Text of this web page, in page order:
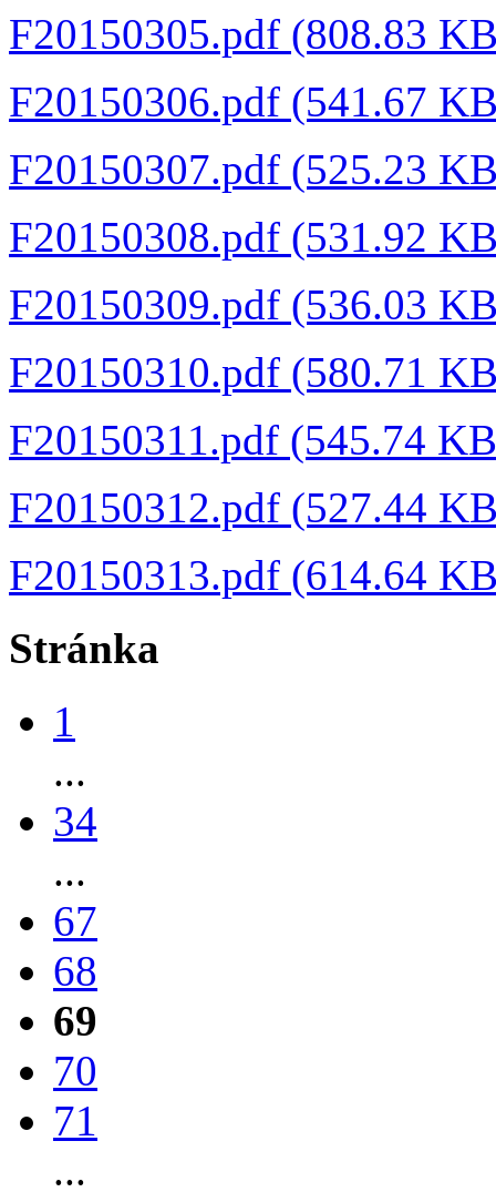
F20150305.pdf (808.83
F20150306.pdf (541.67
F20150307.pdf (525.23
F20150308.pdf (531.92
F20150309.pdf (536.03
F20150310.pdf (580.71
F20150311.pdf (545.74
F20150312.pdf (527.44
F20150313.pdf (614.64
Stránka
1
...
34
...
67
68
69
70
71
...